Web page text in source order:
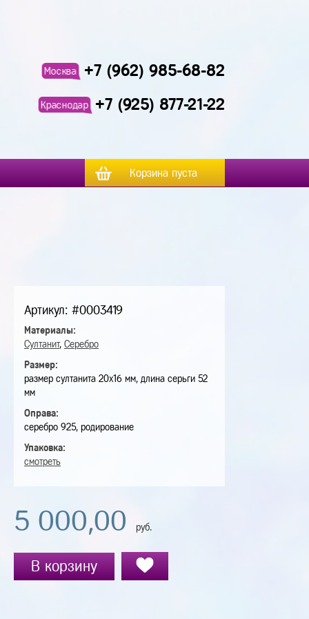
Москва +7 (962) 985-68-82
Краснодар +7 (925) 877-21-22
Корзина пуста
Артикул: #0003419
Материалы:
Султанит, Серебро
Размер:
размер султанита 20х16 мм, длина серьги 52
мм
Оправа:
серебро 925, родирование
Упаковка:
смотреть
5 000,00 руб.
В корзину